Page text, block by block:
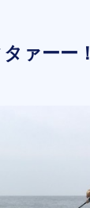
ァーー！